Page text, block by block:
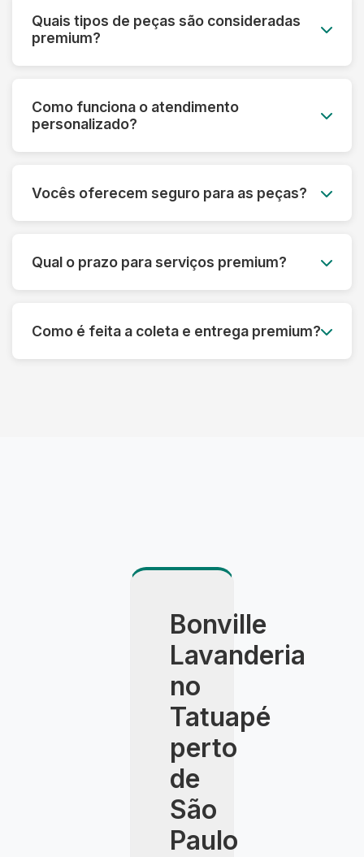
Quais tipos de peças são consideradas
premium?
vintage, uniformes especiais e qualquer peça de
alto valor monetário ou sentimental.
Como funciona o atendimento
personalizado?
desde a avaliação inicial até a entrega,
oferecendo orientações personalizadas.
Vocês oferecem seguro para as peças?
danos ou perdas, com cobertura de até R$
50.000 por peça.
Qual o prazo para serviços premium?
oferecemos serviço express com prazo
reduzido mediante consulta.
Como é feita a coleta e entrega premium?
Bonville
Lavanderia
no
Tatuapé
perto
de
São
Paulo